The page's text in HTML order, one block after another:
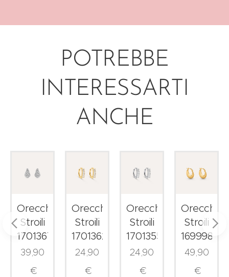
POTREBBE
INTERESSARTI
ANCHE
Orecchini
Stroili
1701367
39,90
€
Orecchini
Stroili
1701362
24,90
€
Orecchini
Stroili
1701355
24,90
€
Orecchini
Stroili
1699982
49,90
€